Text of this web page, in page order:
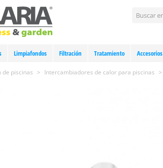
Limpiafondos Filtración Tratamiento Accesorios
de piscinas > Intercambiadores de calor para piscinas >